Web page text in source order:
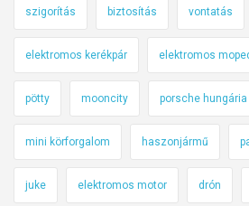
szigorítás biztosítás vontatás
elektromos kerékpár elektromos
pötty mooncity porsche hungária
mini körforgalom haszonjármű
juke elektromos motor drón